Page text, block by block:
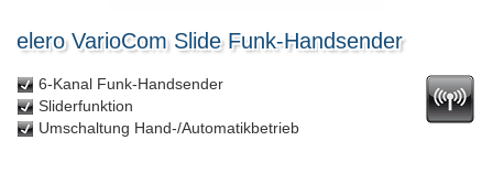
elero VarioCom Slide Funk-Handsender
6-Kanal Funk-Handsender
Sliderfunktion
Umschaltung Hand-/Automatikbetrieb